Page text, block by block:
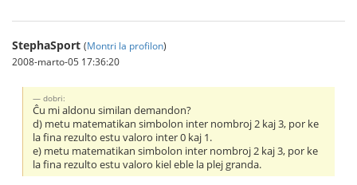
StephaSport (Montri la profilon)
2008-marto-05 17:36:20
dobri:
Ĉu mi aldonu similan demandon?
d) metu matematikan simbolon inter nombroj 2 kaj 3, por ke
la fina rezulto estu valoro inter 0 kaj 1.
e) metu matematikan simbolon inter nombroj 2 kaj 3, por ke
la fina rezulto estu valoro kiel eble la plej granda.